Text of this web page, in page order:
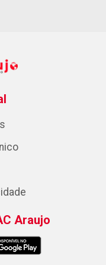
Araujo